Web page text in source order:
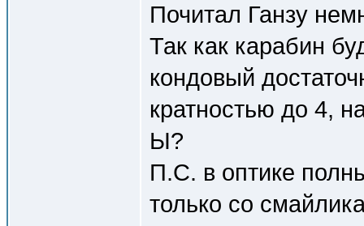
Почитал Ганзу
Так как карабин
кондовый
кратностью до 4,
Ы?
П.С. в оптике
только со